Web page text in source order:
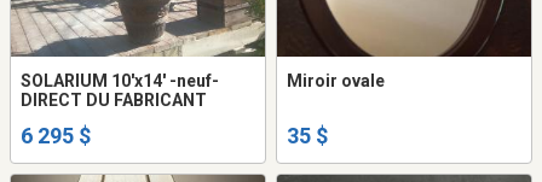
SOLARIUM 10'x14' -neuf-
DIRECT DU FABRICANT
6 295 $
Miroir ovale
35 $